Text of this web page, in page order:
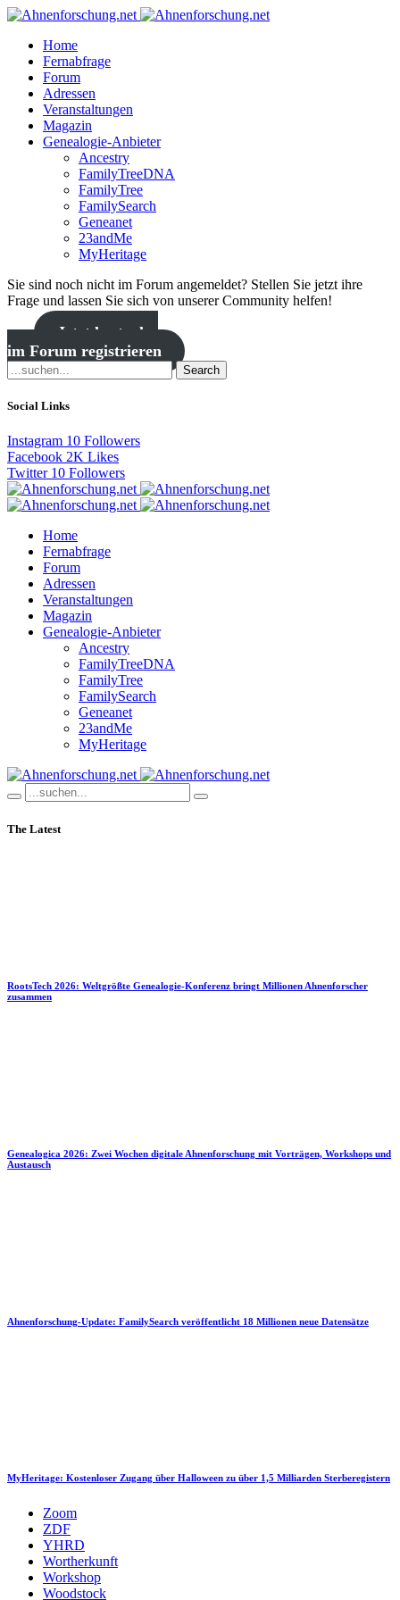
Home
Fernabfrage
Forum
Adressen
Veranstaltungen
Magazin
Genealogie-Anbieter
Ancestry
FamilyTreeDNA
FamilyTree
FamilySearch
Geneanet
23andMe
MyHeritage
Sie sind noch nicht im Forum angemeldet? Stellen Sie jetzt ihre
Frage und lassen Sie sich von unserer Community helfen!
Jetzt kostenlos
im Forum registrieren
Search
Social Links
Instagram 10 Followers
Facebook 2K Likes
Twitter 10 Followers
Home
Fernabfrage
Forum
Adressen
Veranstaltungen
Magazin
Genealogie-Anbieter
Ancestry
FamilyTreeDNA
FamilyTree
FamilySearch
Geneanet
23andMe
MyHeritage
The Latest
RootsTech 2026: Weltgrößte Genealogie-Konferenz bringt Millionen Ahnenforscher
zusammen
Genealogica 2026: Zwei Wochen digitale Ahnenforschung mit Vorträgen, Workshops und
Austausch
Ahnenforschung-Update: FamilySearch veröffentlicht 18 Millionen neue Datensätze
MyHeritage: Kostenloser Zugang über Halloween zu über 1,5 Milliarden Sterberegistern
Zoom
ZDF
YHRD
Wortherkunft
Workshop
Woodstock